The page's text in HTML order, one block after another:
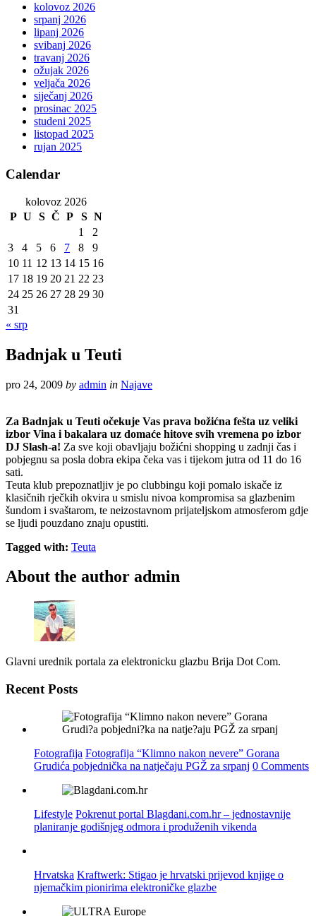
kolovoz 2026
srpanj 2026
lipanj 2026
svibanj 2026
travanj 2026
ožujak 2026
veljača 2026
siječanj 2026
prosinac 2025
studeni 2025
listopad 2025
rujan 2025
Calendar
kolovoz 2026
P U S Č P S N
1
2
3
4 5 6 7 8
9
10 11 12 13 14 15 16
17 18 19 20 21 22 23
24 25 26 27 28 29 30
31
« srp
Badnjak u Teuti
pro 24, 2009 by admin in Najave
Za Badnjak u Teuti očekuje Vas prava božićna fešta uz veliki
izbor Vina i bakalara uz domaće hitove svih vremena po izbor
DJ Slash-a! Za sve koji obavljaju božićni shopping u zadnji čas i
pobjegnu sa posla dobra ekipa čeka vas i tijekom jutra od 11 do 16
sati.
Teuta klub prepoznatljiv je po clubbingu koji pomalo iskače iz
klasičnih rječkih okvira u smislu nivoa kompromisa sa glazbenim
šundom i svaštarom, te neizostavnom prijateljskom atmosferom gdje
se ljudi pouzdano znaju opustiti.
Tagged with: Teuta
About the author admin
Glavni urednik portala za elektronicku glazbu Brija Dot Com.
Recent Posts
Fotografija Fotografija “Klimno nakon nevere” Gorana
Grudića pobjednička na natječaju PGŽ za srpanj 0 Comments
Lifestyle Pokrenut portal Blagdani.com.hr – jednostavnije
planiranje godišnjeg odmora i produženih vikenda
Hrvatska Kraftwerk: Stigao je hrvatski prijevod knjige o
njemačkim pionirima elektroničke glazbe